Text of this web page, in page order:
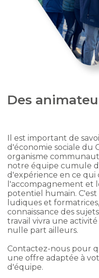
Des
Il est important de
d'économie sociale du
organisme
notre équipe cumule
d'expérience en ce qui
l'accompagnement et
potentiel humain.
ludiques et
connaissance des
travail vivra une
nulle part ailleurs.
Contactez-nous pour
une offre adaptée à
d'équipe.